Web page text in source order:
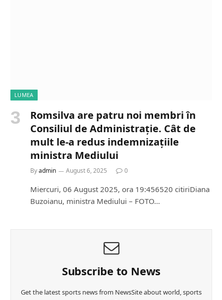
LUMEA
Romsilva are patru noi membri în
Consiliul de Administrație. Cât de
mult le-a redus indemnizațiile
ministra Mediului
Byadmin August 6, 2025 0
Miercuri, 06 August 2025, ora 19:456520 citiriDiana
Buzoianu, ministra Mediului – FOTO…
Subscribe to News
Get the latest sports news from NewsSite about world, sports